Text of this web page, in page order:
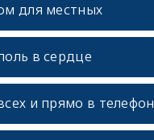
для местных
в сердце
и прямо в телефон